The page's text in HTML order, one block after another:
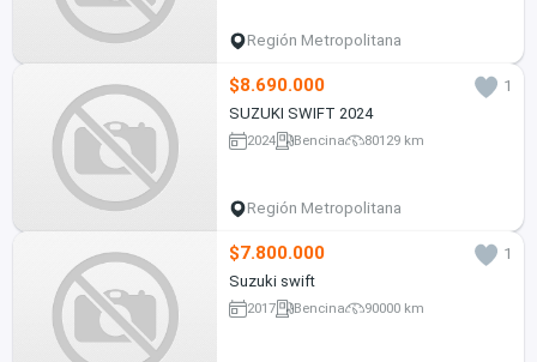
Región Metropolitana
$8.690.000
1
SUZUKI SWIFT 2024
2024 Bencina 80129 km
Región Metropolitana
$7.800.000
1
Suzuki swift
2017 Bencina 90000 km